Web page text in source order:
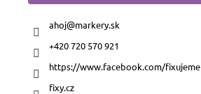
ahoj@markery.sk
+420 720 570 921
https://www.facebook.com/fixujeme
fixy.cz